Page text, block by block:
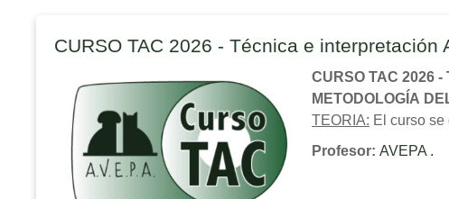
CURSO TAC 2026 - Técnica e interpretación
CURSO TAC 2026
METODOLOGÍA
TEORIA: El curso
poder ver el siguiente.
Profesor: AVEPA .